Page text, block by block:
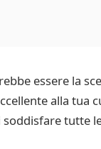
essere la
alla tua
tutte